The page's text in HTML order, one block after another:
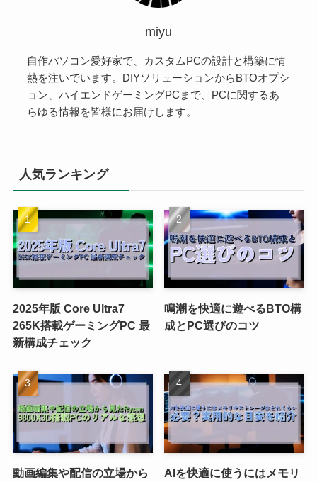
miyu
自作パソコン愛好家で、カスタムPCの設計と構築に情
熱を注いでいます。DIYソリューションからBTOオプシ
ョン、ハイエンドゲーミングPCまで、PCに関するあ
らゆる情報を皆様にお届けします。
人気ランキング
2025年版 Core Ultra7
265K搭載ゲーミングPC 最
新構成チェック
鳴潮を快適に遊べるBTO構
成とPC選びのコツ
動画編集や配信の立場から
AIを快適に使うにはメモリ